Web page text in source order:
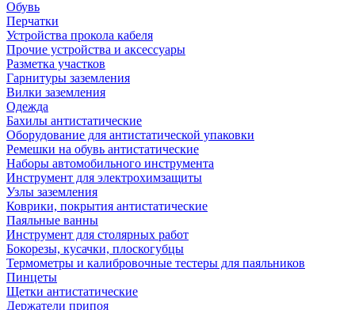
Обувь
Перчатки
Устройства прокола кабеля
Прочие устройства и аксессуары
Разметка участков
Гарнитуры заземления
Вилки заземления
Одежда
Бахилы антистатические
Оборудование для антистатической упаковки
Ремешки на обувь антистатические
Наборы автомобильного инструмента
Инструмент для электрохимзащиты
Узлы заземления
Коврики, покрытия антистатические
Паяльные ванны
Инструмент для столярных работ
Бокорезы, кусачки, плоскогубцы
Термометры и калибровочные тестеры для паяльников
Пинцеты
Щетки антистатические
Держатели припоя